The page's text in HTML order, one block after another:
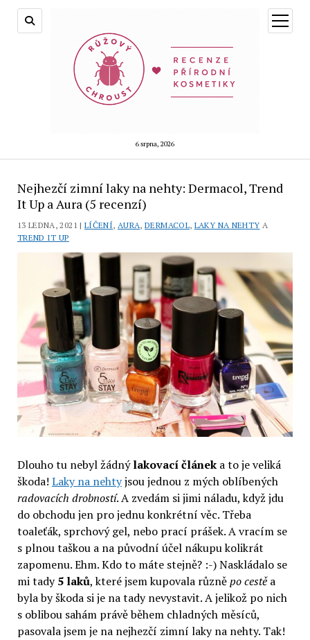
6 srpna, 2026
otevřít
menu
Nejhezčí zimní laky na nehty: Dermacol, Trend
It Up a Aura (5 recenzí)
13 LEDNA, 2021 |LÍČENÍ, AURA,DERMACOL, LAKY NA NEHTY A
TREND IT UP
Dlouho tu nebyl žádnýlakovací článeka to je veliká
škoda! Laky na nehtyjsou jednou z mých oblíbených
radovacích drobností. A zvedám si jimi náladu, když jdu
do obchodu jen pro jednu konkrétní věc. Třeba
toaleťák, sprchový gel, nebo prací prášek. A vracím se
s plnou taškou a na původní účel nákupu kolikrát
zapomenu. Ehm. Kdo to máte stejně? :-) Naskládalo se
mi tady5 laků, které jsem kupovala různěpo cestěa
byla by škoda si je na tady nevystavit. A jelikož po nich
s oblibou sahám právě během chladných měsíců,
pasovala jsem je na nejhezčí zimní laky na nehty. Tak!